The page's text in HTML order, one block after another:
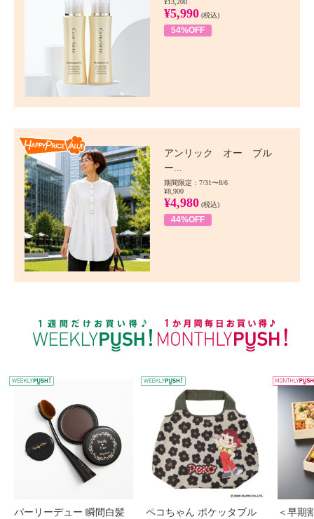
¥13,200
¥5,990 (税込)
54%OFF
アンリック オー ブル
ー...
期間限定：7/31〜8/6
¥8,900
¥4,980 (税込)
44%OFF
WEEKLY PUSH
パーリーデュー 瞬間白髪
ペコちゃん ポケッタブル
＜早期